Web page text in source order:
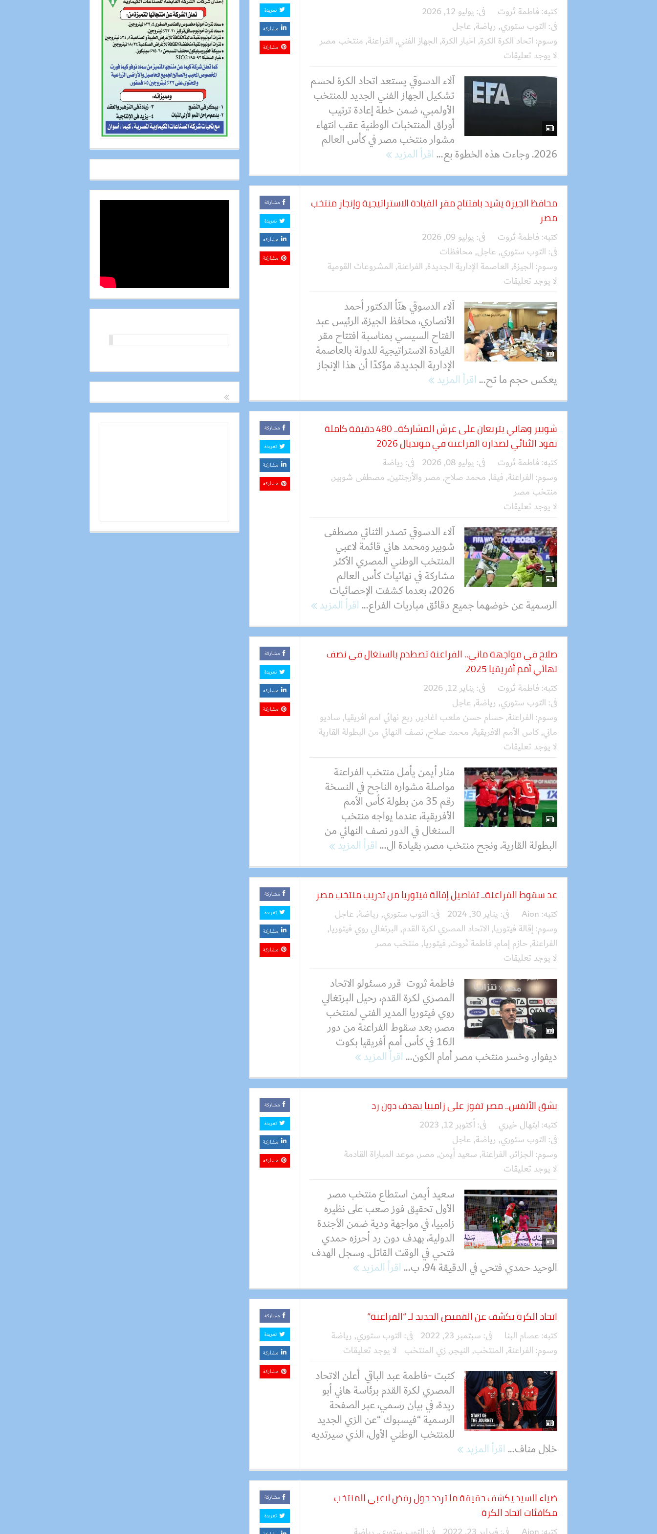
كتبه: فاطمة ثروت فى: يوليو 12, 2026
فى: التوب ستوري, رياضة, عاجل
وسوم: اتحاد الكرة الكرة, اخبار الكرة, الجهاز الفني, الفراعنة, منتخب مصر
لا يوجد تعليقات
آلاء الدسوقي يستعد اتحاد الكرة لحسم
تشكيل الجهاز الفني الجديد للمنتخب
الأولمبي، ضمن خطة إعادة ترتيب
أوراق المنتخبات الوطنية عقب انتهاء
مشوار منتخب مصر في كأس العالم
2026. وجاءت هذه الخطوة بع...
اقرأ المزيد
تغريدة
مشاركة
مشاركة
محافظ الجيزة يشيد بافتتاح مقر القيادة الاستراتيجية وإنجاز منتخب
مصر
كتبه: فاطمة ثروت فى: يوليو 09, 2026
فى: التوب ستوري, عاجل, محافظات
وسوم: الجيزة, العاصمة الإدارية الجديدة, الفراعنة, المشروعات القومية
لا يوجد تعليقات
آلاء الدسوقي هنّأ الدكتور أحمد
الأنصاري، محافظ الجيزة، الرئيس عبد
الفتاح السيسي بمناسبة افتتاح مقر
القيادة الاستراتيجية للدولة بالعاصمة
الإدارية الجديدة، مؤكدًا أن هذا الإنجاز
يعكس حجم ما تح...اقرأ المزيد
مشاركة
تغريدة
مشاركة
مشاركة
شوبير وهاني يتربعان على عرش المشاركة.. 480 دقيقة كاملة
تقود الثنائي لصدارة الفراعنة في مونديال 2026
كتبه: فاطمة ثروت فى: يوليو 08, 2026 فى: رياضة
وسوم: الفراعنة, فيفا, محمد صلاح, مصر والأرجنتين, مصطفى شوبير,
منتخب مصر
لا يوجد تعليقات
آلاء الدسوقي تصدر الثنائي مصطفى
شوبير ومحمد هاني قائمة لاعبي
المنتخب الوطني المصري الأكثر
مشاركة في نهائيات كأس العالم
2026، بعدما كشفت الإحصائيات
الرسمية عن خوضهما جميع دقائق مباريات الفراع...اقرأ المزيد
مشاركة
تغريدة
مشاركة
مشاركة
صلاح في مواجهة ماني.. الفراعنة تصطدم بالسنغال في نصف
نهائي أمم أفريقيا 2025
كتبه: فاطمة ثروت فى: يناير 12, 2026
فى: التوب ستوري, رياضة, عاجل
وسوم: الفراعنة, حسام حسن ملعب اغادير, ربع نهائي امم افريقيا, ساديو
ماني,كاس الأمم الافريقية, محمد صلاح, نصف النهائي من البطولة القارية
لا يوجد تعليقات
منار أيمن يأمل منتخب الفراعنة
مواصلة مشواره الناجح في النسخة
رقم 35 من بطولة كأس الأمم
الأفريقية، عندما يواجه منتخب
السنغال في الدور نصف النهائي من
البطولة القارية. ونجح منتخب مصر، بقيادة ال...اقرأ المزيد
مشاركة
تغريدة
مشاركة
مشاركة
عد سقوط الفراعنة.. تفاصيل إقالة فيتوريا من تدريب منتخب مصر
كتبه: Aion فى: يناير 30, 2024 فى: التوب ستوري, رياضة, عاجل
وسوم: إقالة فيتوريا, الاتحاد المصري لكرة القدم, البرتغالي روي فيتوريا,
الفراعنة, حازم إمام, فاطمة ثروت, فيتوريا, منتخب مصر
لا يوجد تعليقات
فاطمة ثروت قرر مسئولو الاتحاد
المصري لكرة القدم، رحيل البرتغالي
روي فيتوريا المدير الفني لمنتخب
مصر، بعد سقوط الفراعنة من دور
الـ16 في كأس أمم أفريقيا بكوت
ديفوار. وخسر منتخب مصر أمام الكون...اقرأ المزيد
مشاركة
تغريدة
مشاركة
مشاركة
بشق الأنفس.. مصر تفوز على زامبيا بهدف دون رد
كتبه: ابتهال خيري فى:أكتوبر 12, 2023
فى: التوب ستوري, رياضة, عاجل
وسوم: الجزائر, الفراعنة, سعيد أيمن, مصر, موعد المباراة القادمة
لا يوجد تعليقات
سعيد أيمن استطاع منتخب مصر
الأول تحقيق فوز صعب على نظيره
زامبيا، في مواجهة ودية ضمن الأجندة
الدولية، بهدف دون رد أحرزه حمدي
فتحي في الوقت القاتل. وسجل الهدف
الوحيد حمدي فتحي في الدقيقة 94، ب...
اقرأ المزيد
مشاركة
تغريدة
مشاركة
مشاركة
اتحاد الكرة يكشف عن القميص الجديد لـ “الفراعنة”
كتبه: عصام البنا فى: سبتمبر 23, 2022 فى: التوب ستوري, رياضة
وسوم: الفراعنة, المنتخب, النيجر, زي المنتخب لا يوجد تعليقات
كتبت -فاطمة عبد الباقي أعلن الاتحاد
المصري لكرة القدم برئاسة هاني أبو
ريدة، في بيان رسمي، عبر الصفحة
الرسمية “فيسبوك “عن الزي الجديد
للمنتخب الوطني الأول، الذي سيرتديه
خلال مناف...اقرأ المزيد
مشاركة
تغريدة
مشاركة
مشاركة
ضياء السيد يكشف حقيقة ما تردد حول رفض لاعبي المنتخب
مكافئات اتحاد الكرة
مشاركة
تغريدة